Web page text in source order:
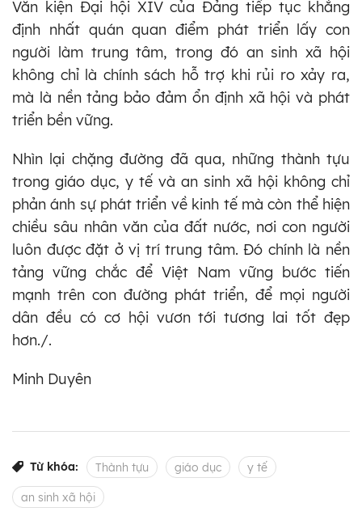
Văn kiện Đại hội XIV của Đảng tiếp tục khẳng
định nhất quán quan điểm phát triển lấy con
người làm trung tâm, trong đó an sinh xã hội
không chỉ là chính sách hỗ trợ khi rủi ro xảy ra,
mà là nền tảng bảo đảm ổn định xã hội và phát
triển bền vững.
Nhìn lại chặng đường đã qua, những thành tựu
trong giáo dục, y tế và an sinh xã hội không chỉ
phản ánh sự phát triển về kinh tế mà còn thể hiện
chiều sâu nhân văn của đất nước, nơi con người
luôn được đặt ở vị trí trung tâm. Đó chính là nền
tảng vững chắc để Việt Nam vững bước tiến
mạnh trên con đường phát triển, để mọi người
dân đều có cơ hội vươn tới tương lai tốt đẹp
hơn./.
Minh Duyên
Từ khóa: Thành tựu giáo dục y tế
an sinh xã hội